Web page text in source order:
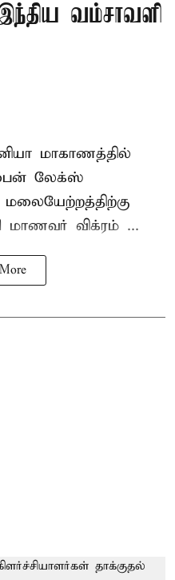
வம்சாவளி
மாகாணத்தில்
லேக்ஸ்
மலையேற்றத்திற்கு
மாணவர் விக்ரம் ...